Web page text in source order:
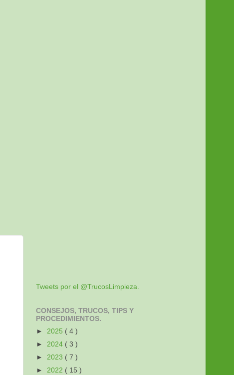
Tweets por el @TrucosLimpieza.
CONSEJOS, TRUCOS, TIPS Y
PROCEDIMIENTOS.
► 2025 ( 4 )
► 2024 ( 3 )
► 2023 ( 7 )
► 2022 ( 15 )